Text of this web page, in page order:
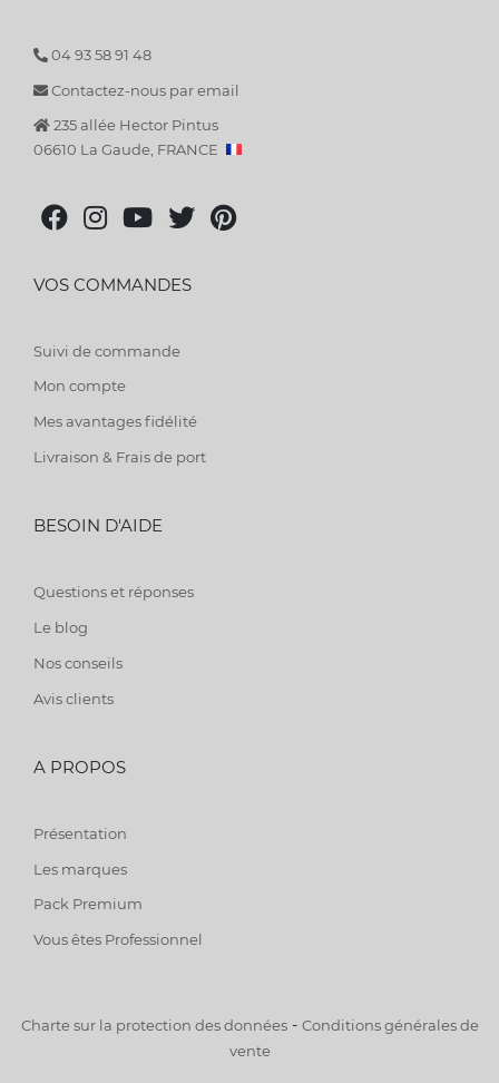
04 93 58 91 48
Contactez-nous par email
235 allée Hector Pintus
06610 La Gaude, FRANCE
VOS COMMANDES
Suivi de commande
Mon compte
Mes avantages fidélité
Livraison & Frais de port
BESOIN D'AIDE
Questions et réponses
Le blog
Nos conseils
Avis clients
A PROPOS
Présentation
Les marques
Pack Premium
Vous êtes Professionnel
Charte sur la protection des données- Conditions générales de
vente